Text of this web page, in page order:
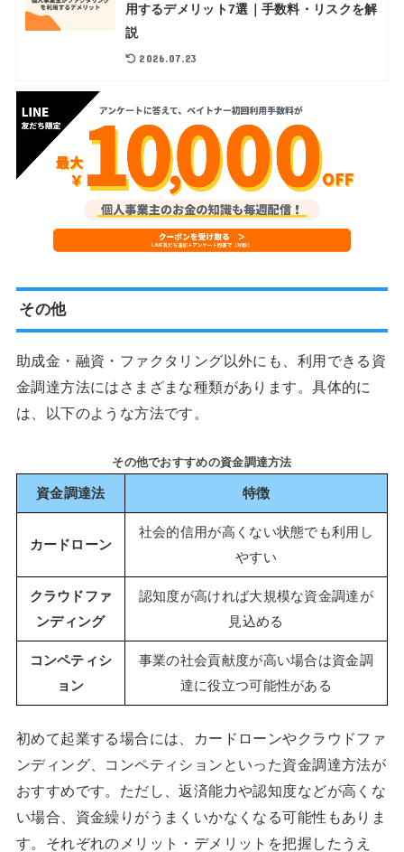
用するデメリット7選｜手数料・リスクを解
説
2026.07.23
その他
助成金・融資・ファクタリング以外にも、利用できる資
金調達方法にはさまざまな種類があります。具体的に
は、以下のような方法です。
その他でおすすめの資金調達方法
資金調達法 特徴
カードローン
社会的信用が高くない状態でも利用し
やすい
クラウドファ
ンディング
認知度が高ければ大規模な資金調達が
見込める
コンペティシ
ョン
事業の社会貢献度が高い場合は資金調
達に役立つ可能性がある
初めて起業する場合には、カードローンやクラウドファ
ンディング、コンペティションといった資金調達方法が
おすすめです。ただし、返済能力や認知度などが高くな
い場合、資金繰りがうまくいかなくなる可能性もありま
す。それぞれのメリット・デメリットを把握したうえ